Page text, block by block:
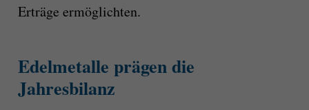
Erträge ermöglichten.
Edelmetalle prägen die
Jahresbilanz